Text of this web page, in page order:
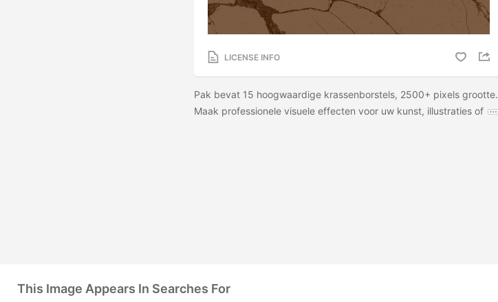
LICENSE INFO
Pak bevat 15 hoogwaardige krassenborstels, 2500+ pixels grootte.
Maak professionele visuele effecten voor uw kunst, illustraties of
This Image Appears In Searches For